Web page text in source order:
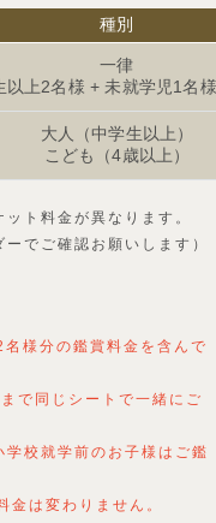
種別
一律
以上2名様 + 未就学児1名
大人（中学生以上）
こども（4歳以上）
ト料金が異なります。
でご確認お願いします）
様分の鑑賞料金を含んで
で同じシートで一緒にご
校就学前のお子様はご鑑
は変わりません。